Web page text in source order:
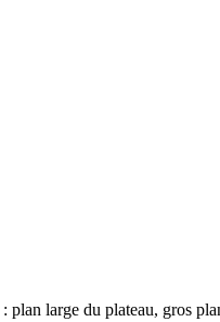
large du plateau, gros